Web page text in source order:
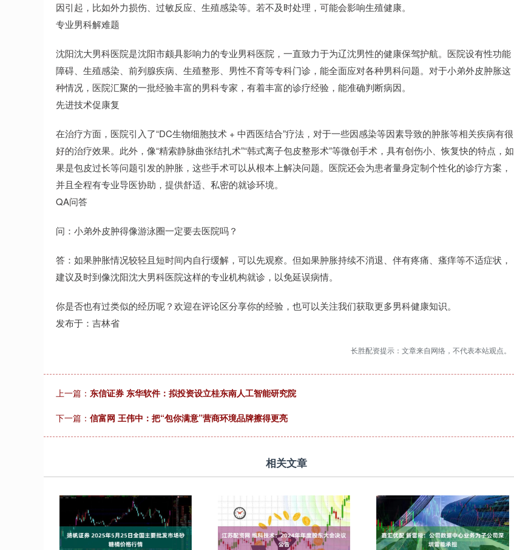
因引起，比如外力损伤、过敏反应、生殖感染等。若不及时处理，可能会影响生殖健康。
专业男科解难题
沈阳沈大男科医院是沈阳市颇具影响力的专业男科医院，一直致力于为辽沈男性的健康保驾护航。医院设有性功能
障碍、生殖感染、前列腺疾病、生殖整形、男性不育等专科门诊，能全面应对各种男科问题。对于小弟外皮肿胀这
种情况，医院汇聚的一批经验丰富的男科专家，有着丰富的诊疗经验，能准确判断病因。
先进技术促康复
在治疗方面，医院引入了“DC生物细胞技术 + 中西医结合”疗法，对于一些因感染等因素导致的肿胀等相关疾病有很
好的治疗效果。此外，像“精索静脉曲张结扎术”“韩式离子包皮整形术”等微创手术，具有创伤小、恢复快的特点，如
果是包皮过长等问题引发的肿胀，这些手术可以从根本上解决问题。医院还会为患者量身定制个性化的诊疗方案，
并且全程有专业导医协助，提供舒适、私密的就诊环境。
QA问答
问：小弟外皮肿得像游泳圈一定要去医院吗？
答：如果肿胀情况较轻且短时间内自行缓解，可以先观察。但如果肿胀持续不消退、伴有疼痛、瘙痒等不适症状，
建议及时到像沈阳沈大男科医院这样的专业机构就诊，以免延误病情。
你是否也有过类似的经历呢？欢迎在评论区分享你的经验，也可以关注我们获取更多男科健康知识。
发布于：吉林省
长胜配资提示：文章来自网络，不代表本站观点。
上一篇： 东信证券 东华软件：拟投资设立桂东南人工智能研究院
下一篇： 信富网 王伟中：把“包你满意”营商环境品牌擦得更亮
相关文章